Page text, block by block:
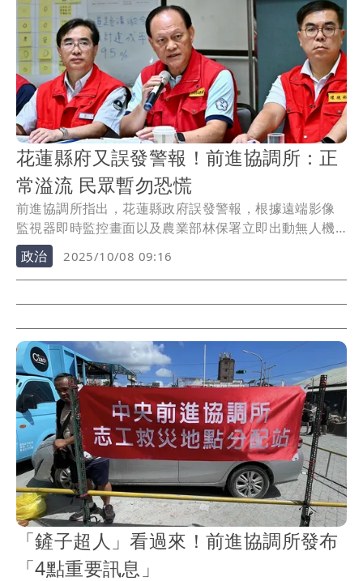
花蓮縣府又誤發警報！前進協調所：正
常溢流 民眾暫勿恐慌
前進協調所指出，花蓮縣政府誤發警報，根據遠端影像
監視器即時監控畫面以及農業部林保署立即出動無人機
前往...
政治 2025/10/08 09:16
「鏟子超人」看過來！前進協調所發布
「4點重要訊息」